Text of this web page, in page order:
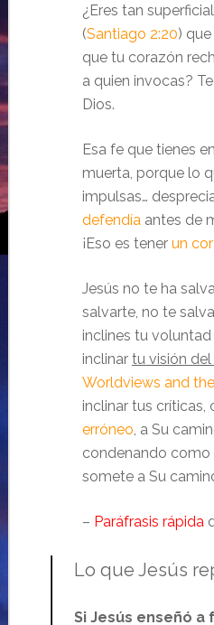
¿Eres tan
(Santiago 2:20)
que tu corazón
a quien invocas?
Dios.
Esa fe que tienes
muerta, porque lo
impulsas…
defendía antes de
¡Eso es tener un
Jesús no te ha
salvarte, no te
inclines tu
inclinar tu visión
Worldviews and
inclinar tus críticas,
erróneo , a Su
condenando como
somete a Su
– Paráfrasis rápida
Lo que Jesús
Si Jesús enseñó a